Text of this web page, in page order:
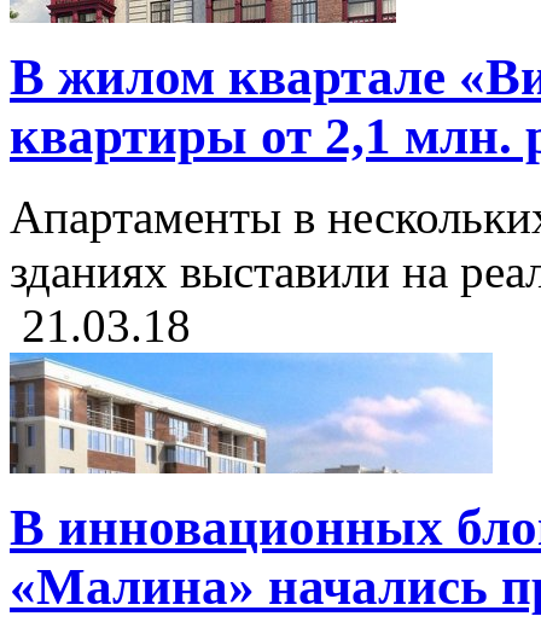
В жилом квартале
квартиры от 2,1 млн.
Апартаменты в
зданиях выставили на
21.03.18
В инновационных
«Малина» начались